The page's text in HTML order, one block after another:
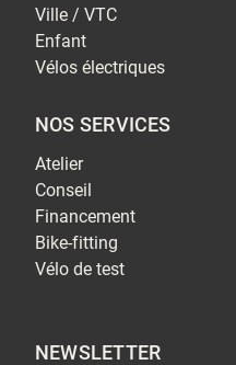
Ville / VTC
Enfant
Vélos électriques
NOS SERVICES
Atelier
Conseil
Financement
Bike-fitting
Vélo de test
NEWSLETTER